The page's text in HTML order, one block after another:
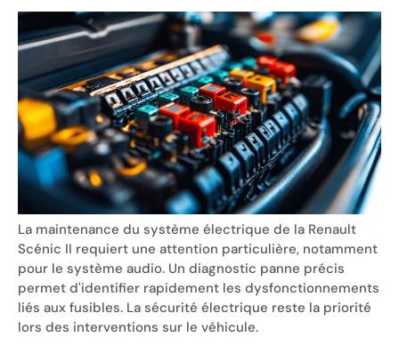
La maintenance du système électrique de la Renault
Scénic II requiert une attention particulière, notamment
pour le système audio. Un diagnostic panne précis
permet d'identifier rapidement les dysfonctionnements
liés aux fusibles. La sécurité électrique reste la priorité
lors des interventions sur le véhicule.